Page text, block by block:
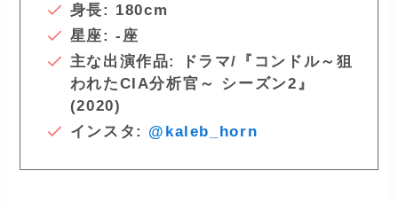
身長: 180cm
星座: -座
主な出演作品: ドラマ/『コンドル～狙
われたCIA分析官～ シーズン2』
(2020)
インスタ: @kaleb_horn